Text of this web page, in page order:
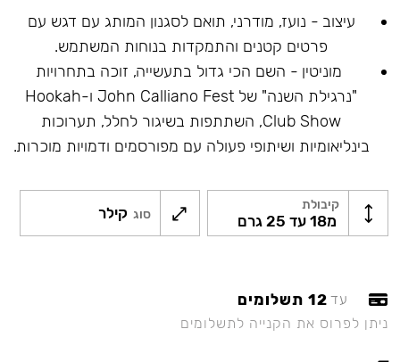
עיצוב - נועז, מודרני, תואם לסגנון המותג עם דגש עם
פרטים קטנים והתמקדות בנוחות המשתמש.
מוניטין - השם הכי גדול בתעשייה, זוכה בתחרויות
"נרגילת השנה" של John Calliano Fest ו-Hookah
Club Show, השתתפות בשיגור לחלל, תערוכות
בינליאומיות ושיתופי פעולה עם מפורסמים ודמויות מוכרות.
קיבולת
מ18 עד 25 גרם סוג קילר
עד 12 תשלומים
ניתן לפרוס את הקנייה לתשלומים